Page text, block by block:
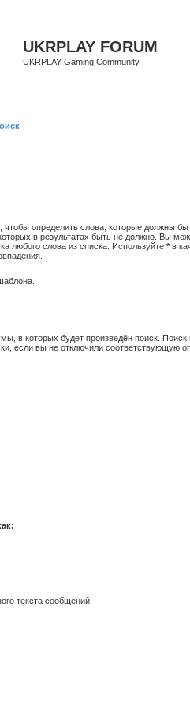
UKRPLAY FORUM
UKRPLAY Gaming Community
, чтобы определить слова, которые должны
в результатах быть не должно. Вы
любого слова из списка. Используйте * в
в которых будет произведён поиск.
если вы не отключили соответствующую
текста сообщений.